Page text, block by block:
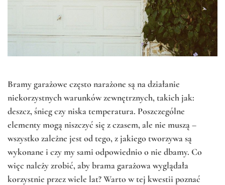
Bramy garażowe często narażone są na działanie
niekorzystnych warunków zewnętrznych, takich jak:
deszcz, śnieg czy niska temperatura. Poszczególne
elementy mogą niszczyć się z czasem, ale nie muszą –
wszystko zależne jest od tego, z jakiego tworzywa są
wykonane i czy my sami odpowiednio o nie dbamy. Co
więc należy zrobić, aby brama garażowa wyglądała
korzystnie przez wiele lat? Warto w tej kwestii poznać